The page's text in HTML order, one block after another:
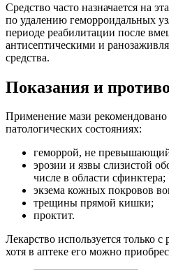
Средство часто назначается на
по удалению геморроидальных
периоде реабилитации после
антисептическими и
средства.
Показания и
Применение мази
патологических состояниях:
геморрой, не
эрозии и язвы слизистой
числе в области сфинктера;
экзема кожных покровов
трещины прямой кишки;
проктит.
Лекарство используется только
хотя в аптеке его можно